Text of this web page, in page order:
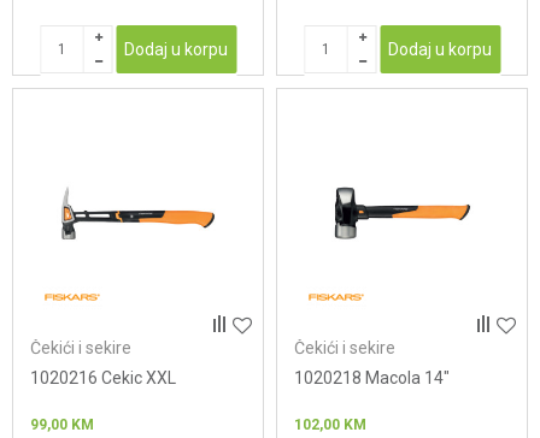
Dodaj u korpu Dodaj u korpu
Čekići i sekire
1020216 Cekic XXL
99,00 KM
Čekići i sekire
1020218 Macola 14"
102,00 KM